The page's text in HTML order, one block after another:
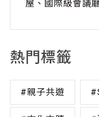
屋、國際級會議
熱門標籤
#親子共遊